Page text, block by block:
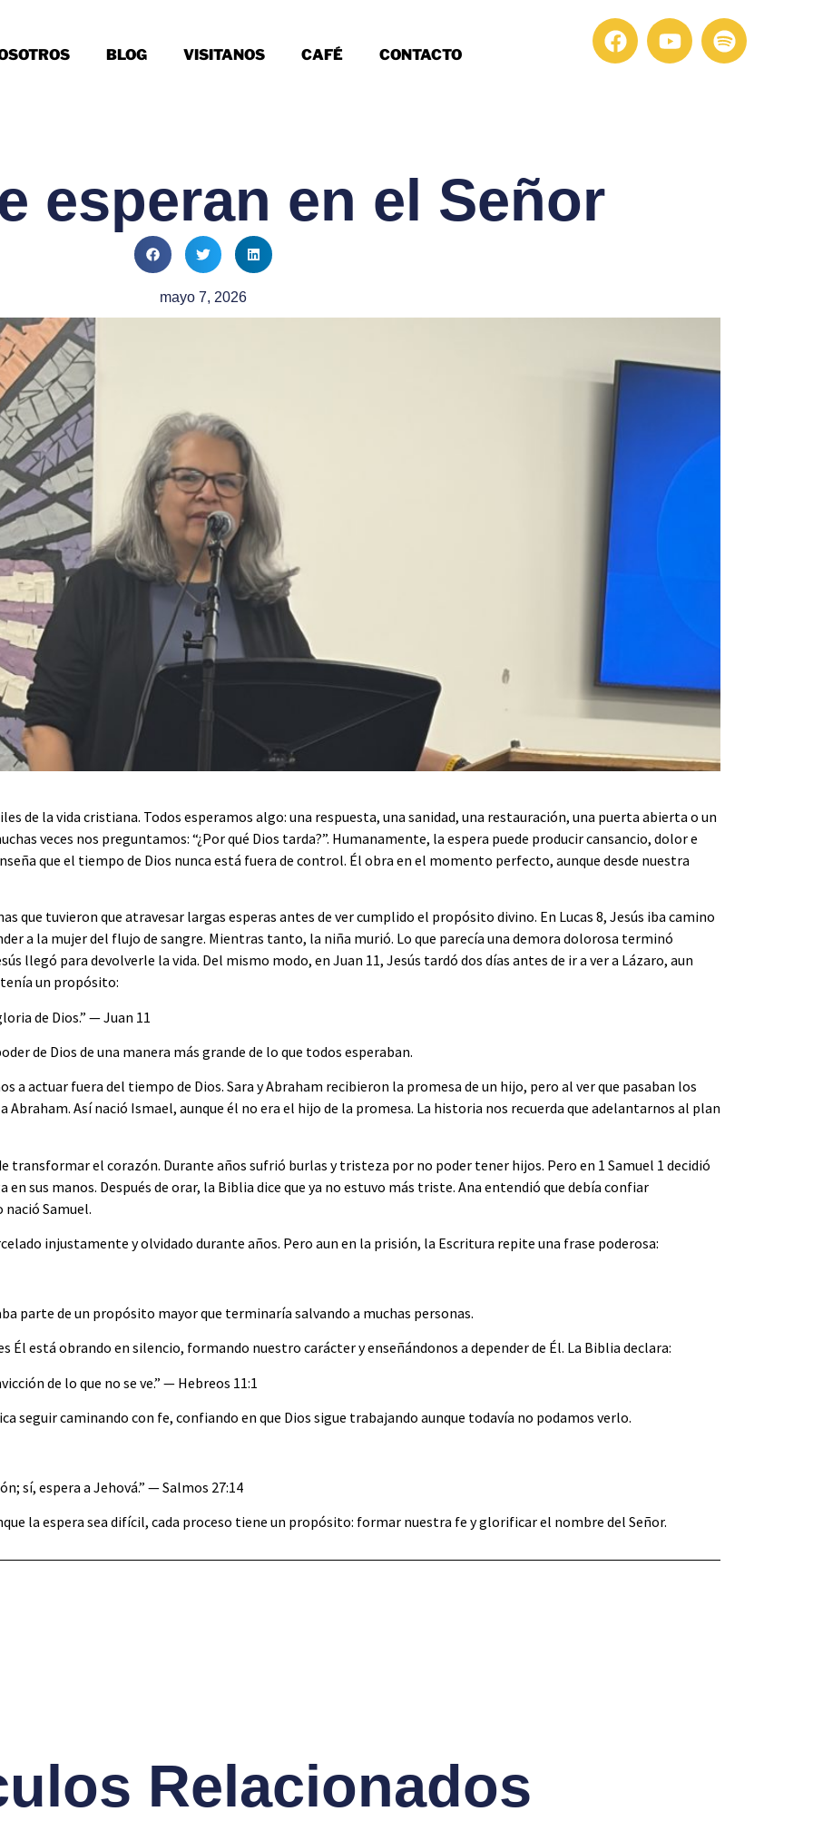
BLOG VISITANOS CAFÉ CONTACTO
esperan en el Señor
mayo 7, 2026
de la vida cristiana. Todos esperamos algo: una respuesta, una sanidad, una restauración, una puerta abierta o un
veces nos preguntamos: “¿Por qué Dios tarda?”. Humanamente, la espera puede producir cansancio, dolor e
que el tiempo de Dios nunca está fuera de control. Él obra en el momento perfecto, aunque desde nuestra
que tuvieron que atravesar largas esperas antes de ver cumplido el propósito divino. En Lucas 8, Jesús iba camino
a la mujer del flujo de sangre. Mientras tanto, la niña murió. Lo que parecía una demora dolorosa terminó
llegó para devolverle la vida. Del mismo modo, en Juan 11, Jesús tardó dos días antes de ir a ver a Lázaro, aun
un propósito:
de Dios.” — Juan 11
de Dios de una manera más grande de lo que todos esperaban.
a actuar fuera del tiempo de Dios. Sara y Abraham recibieron la promesa de un hijo, pero al ver que pasaban los
Abraham. Así nació Ismael, aunque él no era el hijo de la promesa. La historia nos recuerda que adelantarnos al plan
transformar el corazón. Durante años sufrió burlas y tristeza por no poder tener hijos. Pero en 1 Samuel 1 decidió
en sus manos. Después de orar, la Biblia dice que ya no estuvo más triste. Ana entendió que debía confiar
Samuel.
injustamente y olvidado durante años. Pero aun en la prisión, la Escritura repite una frase poderosa:
parte de un propósito mayor que terminaría salvando a muchas personas.
Él está obrando en silencio, formando nuestro carácter y enseñándonos a depender de Él. La Biblia declara:
de lo que no se ve.” — Hebreos 11:1
seguir caminando con fe, confiando en que Dios sigue trabajando aunque todavía no podamos verlo.
sí, espera a Jehová.” — Salmos 27:14
la espera sea difícil, cada proceso tiene un propósito: formar nuestra fe y glorificar el nombre del Señor.
Relacionados